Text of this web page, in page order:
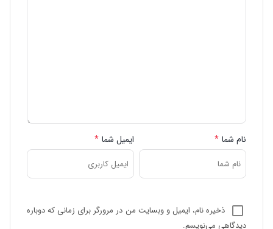
نام شما * ایمیل شما *
ذخیره نام، ایمیل و وبسایت من در مرورگر برای زمانی که دوباره
دیدگاهی می‌نویسم.